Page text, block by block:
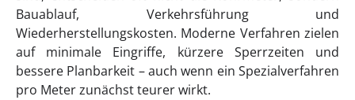
Bauablauf, Verkehrsführung und
Wiederherstellungskosten. Moderne Verfahren zielen
auf minimale Eingriffe, kürzere Sperrzeiten und
bessere Planbarkeit – auch wenn ein Spezialverfahren
pro Meter zunächst teurer wirkt.